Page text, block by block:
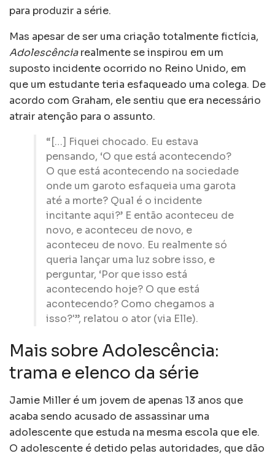
para produzir a série.
Mas apesar de ser uma criação totalmente fictícia,
Adolescênciarealmente se inspirou em um
suposto incidente ocorrido no Reino Unido, em
que um estudante teria esfaqueado uma colega. De
acordo com Graham, ele sentiu que era necessário
atrair atenção para o assunto.
“[…] Fiquei chocado. Eu estava
pensando, ‘O que está acontecendo?
O que está acontecendo na sociedade
onde um garoto esfaqueia uma garota
até a morte? Qual é o incidente
incitante aqui?’ E então aconteceu de
novo, e aconteceu de novo, e
aconteceu de novo. Eu realmente só
queria lançar uma luz sobre isso, e
perguntar, ‘Por que isso está
acontecendo hoje? O que está
acontecendo? Como chegamos a
isso?'”, relatou o ator (via Elle).
Mais sobre Adolescência:
trama e elenco da série
Jamie Miller é um jovem de apenas 13 anos que
acaba sendo acusado de assassinar uma
adolescente que estuda na mesma escola que ele.
O adolescente é detido pelas autoridades, que dão